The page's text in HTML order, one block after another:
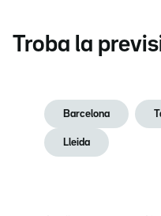
Troba la
Barcelona
Lleida